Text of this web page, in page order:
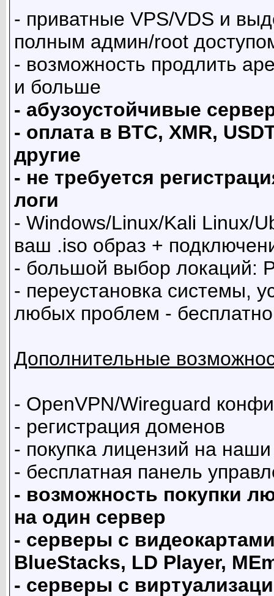
- приватные VPS/VDS и
полным админ/root
- возможность продлить
и больше
- абузоустойчивые
- оплата в BTC, XMR,
другие
- не требуется
логи
- Windows/Linux/Kali Linux/
ваш .iso образ +
- большой выбор локаций:
- переустановка системы,
любых проблем - бесплатно
Дополнительные
- OpenVPN/Wireguard
- регистрация доменов
- покупка лицензий на
- бесплатная панель
- возможность покупки
на один сервер
- серверы с
BlueStacks, LD Player,
- серверы с